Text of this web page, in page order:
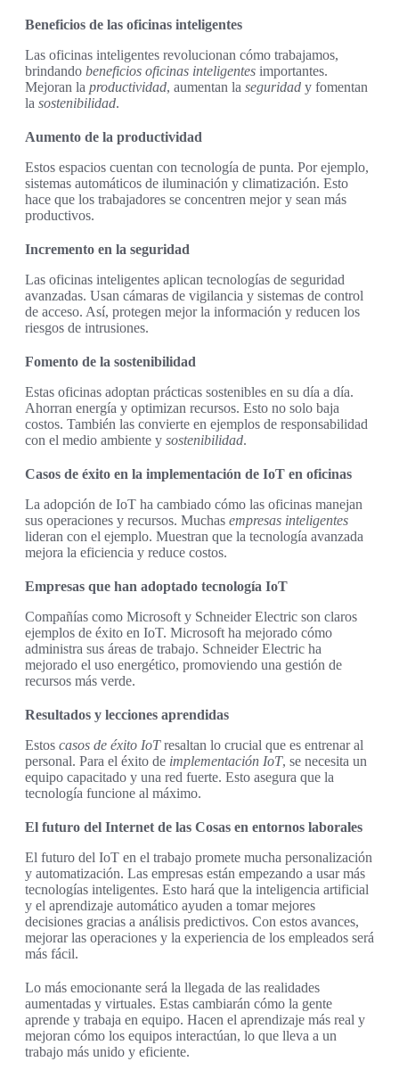
Beneficios de las oficinas inteligentes
Las oficinas inteligentes revolucionan cómo trabajamos,
brindando beneficios oficinas inteligentes importantes.
Mejoran la productividad, aumentan la seguridad y fomentan
la sostenibilidad.
Aumento de la productividad
Estos espacios cuentan con tecnología de punta. Por ejemplo,
sistemas automáticos de iluminación y climatización. Esto
hace que los trabajadores se concentren mejor y sean más
productivos.
Incremento en la seguridad
Las oficinas inteligentes aplican tecnologías de seguridad
avanzadas. Usan cámaras de vigilancia y sistemas de control
de acceso. Así, protegen mejor la información y reducen los
riesgos de intrusiones.
Fomento de la sostenibilidad
Estas oficinas adoptan prácticas sostenibles en su día a día.
Ahorran energía y optimizan recursos. Esto no solo baja
costos. También las convierte en ejemplos de responsabilidad
con el medio ambiente y sostenibilidad.
Casos de éxito en la implementación de IoT en oficinas
La adopción de IoT ha cambiado cómo las oficinas manejan
sus operaciones y recursos. Muchas empresas inteligentes
lideran con el ejemplo. Muestran que la tecnología avanzada
mejora la eficiencia y reduce costos.
Empresas que han adoptado tecnología IoT
Compañías como Microsoft y Schneider Electric son claros
ejemplos de éxito en IoT. Microsoft ha mejorado cómo
administra sus áreas de trabajo. Schneider Electric ha
mejorado el uso energético, promoviendo una gestión de
recursos más verde.
Resultados y lecciones aprendidas
Estos casos de éxito IoTresaltan lo crucial que es entrenar al
personal. Para el éxito de implementación IoT, se necesita un
equipo capacitado y una red fuerte. Esto asegura que la
tecnología funcione al máximo.
El futuro del Internet de las Cosas en entornos laborales
El futuro del IoT en el trabajo promete mucha personalización
y automatización. Las empresas están empezando a usar más
tecnologías inteligentes. Esto hará que la inteligencia artificial
y el aprendizaje automático ayuden a tomar mejores
decisiones gracias a análisis predictivos. Con estos avances,
mejorar las operaciones y la experiencia de los empleados será
más fácil.
Lo más emocionante será la llegada de las realidades
aumentadas y virtuales. Estas cambiarán cómo la gente
aprende y trabaja en equipo. Hacen el aprendizaje más real y
mejoran cómo los equipos interactúan, lo que lleva a un
trabajo más unido y eficiente.